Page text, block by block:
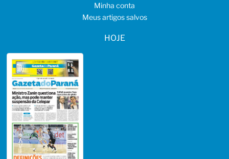
Minha conta
Meus artigos salvos
HOJE